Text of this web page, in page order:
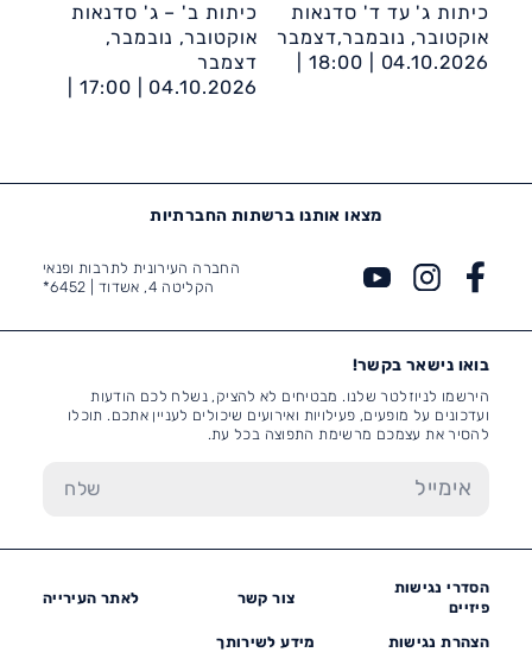
כיתות ג' עד ד' סדנאות
אוקטובר, נובמבר,דצמבר
04.10.2026 |
18:00 |
כיתות ב' – ג' סדנאות
אוקטובר, נובמבר,
דצמבר
04.10.2026 |
17:00 |
מצאו אותנו ברשתות החברתיות
החברה העירונית לתרבות ופנאי
הקליטה 4, אשדוד |
6452*
בואו נישאר בקשר!
הירשמו לניוזלטר שלנו. מבטיחים לא להציק, נשלח לכם הודעות
ועדכונים על מופעים, פעילויות ואירועים שיכולים לעניין אתכם. תוכלו
להסיר את עצמכם מרשימת התפוצה בכל עת.
הסדרי נגישות
פיזיים
צור קשר לאתר העירייה
הצהרת נגישות מידע לשירותך